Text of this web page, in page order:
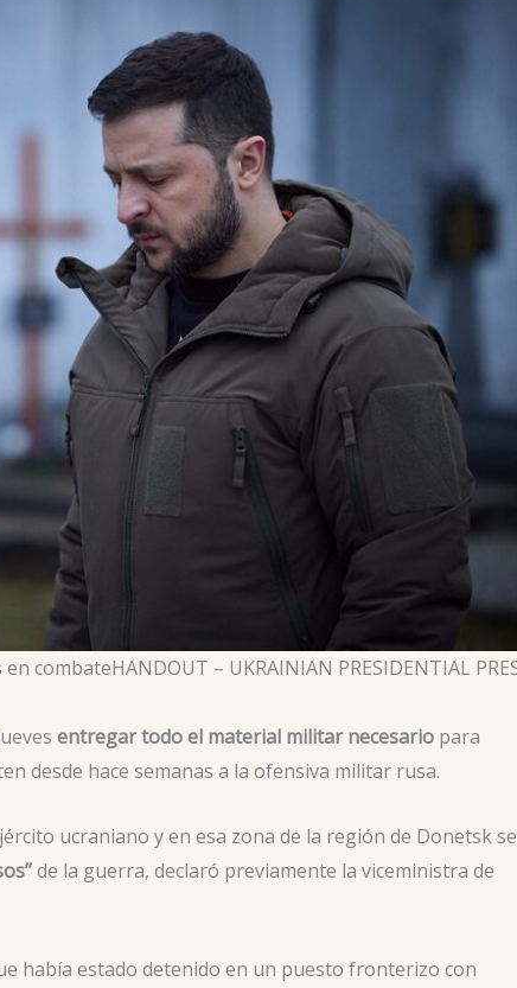
en combateHANDOUT – UKRAINIAN PRESIDENTIAL
entregar todo el material militar necesario para
desde hace semanas a la ofensiva militar rusa.
ucraniano y en esa zona de la región de Donetsk se
de la guerra, declaró previamente la viceministra de
había estado detenido en un puesto fronterizo con